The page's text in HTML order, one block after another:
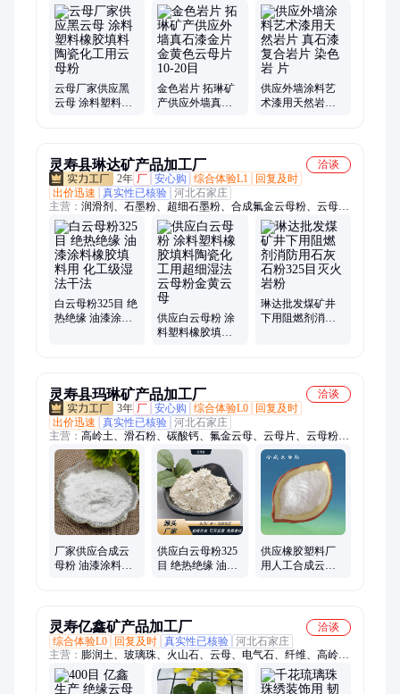
片、云母粉、天然云母片、透明云母片、绝缘云母片、耐高温云
母、云母板、防静电墨粉、阻燃石墨粉、鳞片石墨粉、超细石墨
粉、电气石、电气石粉、电气石颗粒、导热石墨、岩片、贝壳
片、膨润土、钙基膨润土、纳基膨润土
云母厂家供应黑
云母 涂料塑料橡
金色岩片 拓琳矿
产供应外墙真石
供应外墙涂料艺
术漆用天然岩片
灵寿县琳达矿产品加工厂
洽谈
2年 厂 安心购 综合体验L1
回复及时
出价迅速
真实性已核验 河北石家庄
主营： 润滑剂、石墨粉、超细石墨粉、合成氟金云母粉、云母
片、天然云母片、耐高温云母片、透明云母片、云母板、阻燃石
墨、超细石墨、高纯石墨、煅烧高岭土、耐火泥造纸、润滑石墨
铅粉、高岭土、种子包衣粉、麦饭石粉、白色电气石粉、远红外
粉、导电石墨粉、耐高温石墨粉、沸石、沸石粉、麦饭石颗粒
白云母粉325目 绝
热绝缘 油漆涂料
供应白云母粉 涂
料塑料橡胶填料
琳达批发煤矿井
下用阻燃剂消防
灵寿县玛琳矿产品加工厂
洽谈
3年 厂 安心购 综合体验L0
回复及时
出价迅速
真实性已核验 河北石家庄
主营： 高岭土、滑石粉、碳酸钙、氟金云母、云母片、云母粉、
石墨粉、电气石、岩片、膨润土、陶土、海泡石、白炭黑、重晶
石粉、沸石、石英砂、透明粉、粘土、蛭石、硅藻土、玻璃鳞
片、果壳粉
厂家供应合成云
母粉 油漆涂料塑
供应白云母粉325
目 绝热绝缘 油漆
供应橡胶塑料厂
用人工合成云母
灵寿亿鑫矿产品加工厂
洽谈
综合体验L0
回复及时 真实性已核验 河北石家庄
主营： 膨润土、玻璃珠、火山石、云母、电气石、纤维、高岭
土、铁粉